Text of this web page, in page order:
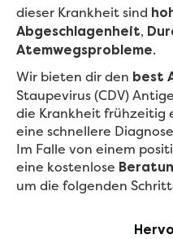
dieser Krankheit sind
Abgeschlagenheit,
Atemwegsprobleme.
Wir bieten dir den best
Staupevirus (CDV)
die Krankheit frühzeitig
eine schnellere
Im Falle von einem
eine kostenlose
um die folgenden